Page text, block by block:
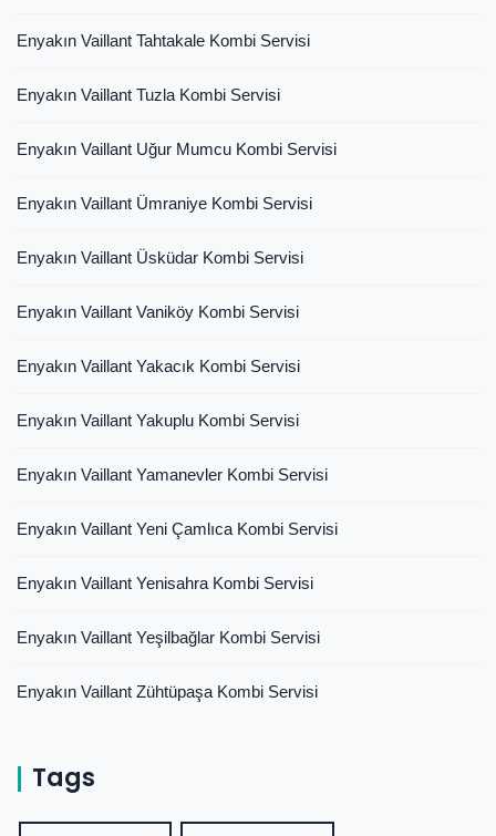
Enyakın Vaillant Tahtakale Kombi Servisi
Enyakın Vaillant Tuzla Kombi Servisi
Enyakın Vaillant Uğur Mumcu Kombi Servisi
Enyakın Vaillant Ümraniye Kombi Servisi
Enyakın Vaillant Üsküdar Kombi Servisi
Enyakın Vaillant Vaniköy Kombi Servisi
Enyakın Vaillant Yakacık Kombi Servisi
Enyakın Vaillant Yakuplu Kombi Servisi
Enyakın Vaillant Yamanevler Kombi Servisi
Enyakın Vaillant Yeni Çamlıca Kombi Servisi
Enyakın Vaillant Yenisahra Kombi Servisi
Enyakın Vaillant Yeşilbağlar Kombi Servisi
Enyakın Vaillant Zühtüpaşa Kombi Servisi
Tags